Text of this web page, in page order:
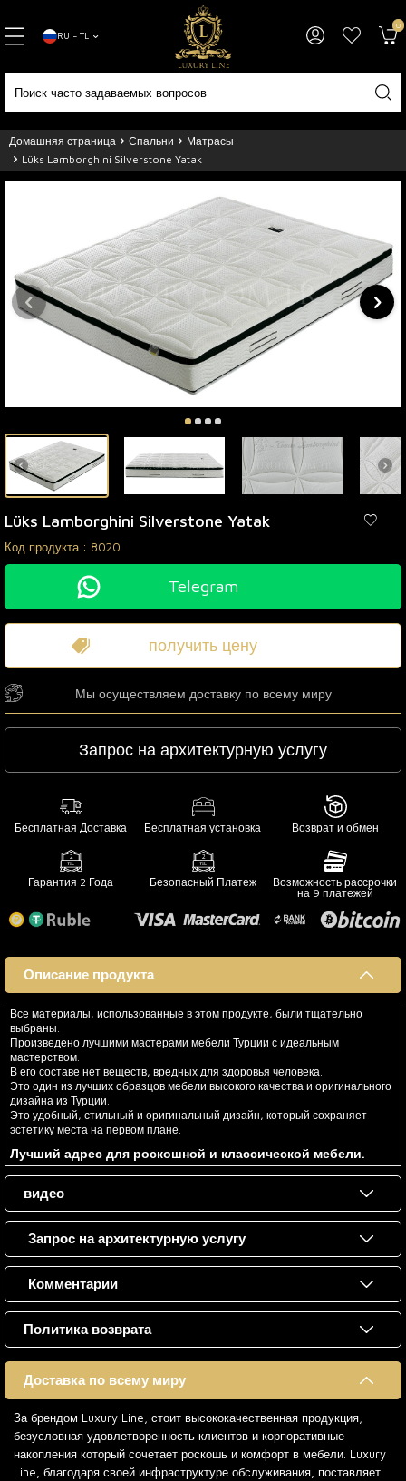
RU − TL
0
Домашняя страница Спальни
Матрасы
Lüks Lamborghini Silverstone Yatak
Lüks Lamborghini Silverstone Yatak
Код продукта : 8020
Telegram
получить цену
Мы осуществляем доставку по всему миру
Запрос на архитектурную услугу
Бесплатная Доставка Бесплатная установка Возврат и обмен
Гарантия 2 Года Безопасный Платеж
Возможность рассрочки
на 9 платежей
Описание продукта
Все материалы, использованные в этом продукте, были тщательно
выбраны.
Произведено лучшими мастерами мебели Турции с идеальным
мастерством.
В его составе нет веществ, вредных для здоровья человека.
Это один из лучших образцов мебели высокого качества и оригинального
дизайна из Турции.
Это удобный, стильный и оригинальный дизайн, который сохраняет
эстетику места на первом плане.
Лучший адрес для роскошной и классической мебели.
видео
Запрос на архитектурную услугу
Комментарии
Политика возврата
Доставка по всему миру
За брендом Luxury Line, стоит высококачественная продукция,
безусловная удовлетворенность клиентов и корпоративные
накопления который сочетает роскошь и комфорт в мебели. Luxury
Line, благодаря своей инфраструктуре обслуживания, поставляет